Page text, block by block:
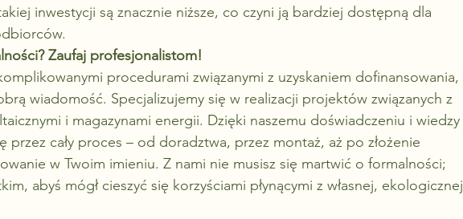
inwestycji są znacznie niższe, co czyni ją bardziej dostępną dla
Zaufaj profesjonalistom!
procedurami związanymi z uzyskaniem dofinansowania,
wiadomość. Specjalizujemy się w realizacji projektów związanych z
i magazynami energii. Dzięki naszemu doświadczeniu i wiedzy
przez cały proces – od doradztwa, przez montaż, aż po złożenie
w Twoim imieniu. Z nami nie musisz się martwić o formalności;
abyś mógł cieszyć się korzyściami płynącymi z własnej, ekologicznej